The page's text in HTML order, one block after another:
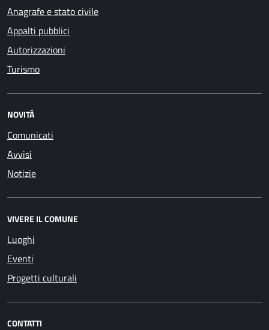
Anagrafe e stato civile
Appalti pubblici
Autorizzazioni
Turismo
NOVITÀ
Comunicati
Avvisi
Notizie
VIVERE IL COMUNE
Luoghi
Eventi
Progetti culturali
CONTATTI